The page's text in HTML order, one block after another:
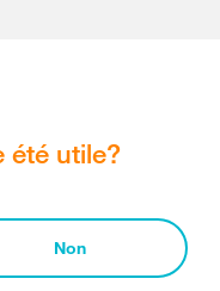
été utile?
Non